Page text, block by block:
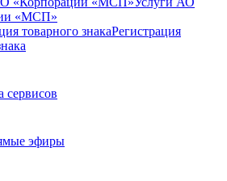
«МСП»
Регистрация
сервисов
эфиры